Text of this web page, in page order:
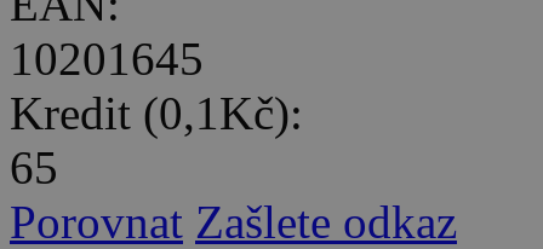
10201645
Kredit (0,1Kč):
65
Porovnat Zašlete odkaz